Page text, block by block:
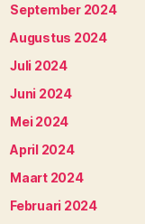
September 2024
Augustus 2024
Juli 2024
Juni 2024
Mei 2024
April 2024
Maart 2024
Februari 2024